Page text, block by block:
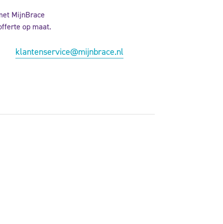
MijnBrace
op maat.
klantenservice@mijnbrace.nl